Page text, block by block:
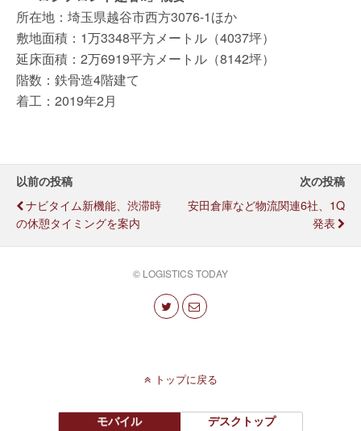
所在地：埼玉県越谷市西方3076-1ほか
敷地面積：1万3348平方メートル（4037坪）
延床面積：2万6919平方メートル（8142坪）
階数：鉄骨造4階建て
着工：2019年2月
以前の投稿
ナビタイム新機能、渋滞時
の休憩タイミングを案内
次の投稿
安田倉庫など物流関連6社、1Q
発表
© LOGISTICS TODAY
トップに戻る
モバイル デスクトップ